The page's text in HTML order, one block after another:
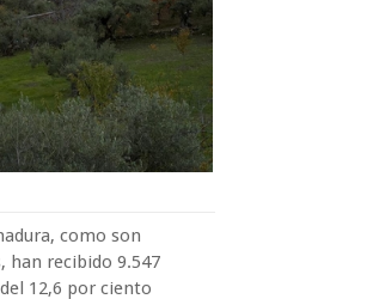
como son
han recibido 9.547
12,6 por ciento